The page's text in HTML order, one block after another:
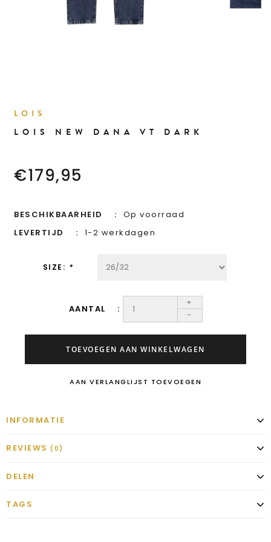
LOIS
LOIS NEW DANA VT DARK
€179,95
BESCHIKBAARHEID
Op voorraad
LEVERTIJD
1-2 werkdagen
SIZE: *
AANTAL
+
-
TOEVOEGEN AAN WINKELWAGEN
AAN VERLANGLIJST TOEVOEGEN
INFORMATIE
REVIEWS (0)
DELEN
TAGS